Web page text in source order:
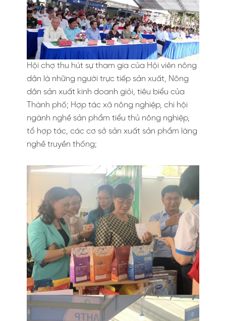
Hội chợ thu hút sự tham gia của Hội viên nông
dân là những người trực tiếp sản xuất, Nông
dân sản xuất kinh doanh giỏi, tiêu biểu của
Thành phố; Hợp tác xã nông nghiệp, chi hội
ngành nghề sản phẩm tiểu thủ nông nghiệp,
tổ hợp tác, các cơ sở sản xuất sản phẩm làng
nghề truyền thống;